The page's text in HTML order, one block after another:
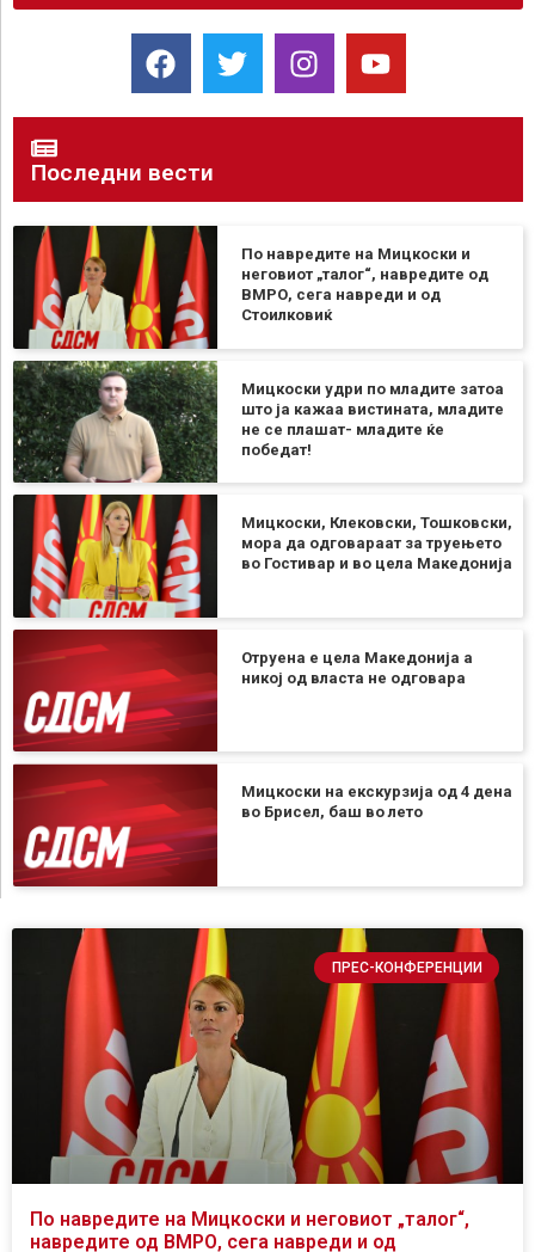
Последни вести
По навредите на Мицкоски и
неговиот „талог“, навредите од
ВМРО, сега навреди и од
Стоилковиќ
Мицкоски удри по младите затоа
што ја кажаа вистината, младите
не се плашат- младите ќе
победат!
Мицкоски, Клековски, Тошковски,
мора да одговараат за труењето
во Гостивар и во цела Македонија
Отруена е цела Македонија а
никој од власта не одговара
Мицкоски на екскурзија од 4 дена
во Брисел, баш во лето
ПРЕС-КОНФЕРЕНЦИИ
По навредите на Мицкоски и неговиот „талог“,
навредите од ВМРО, сега навреди и од